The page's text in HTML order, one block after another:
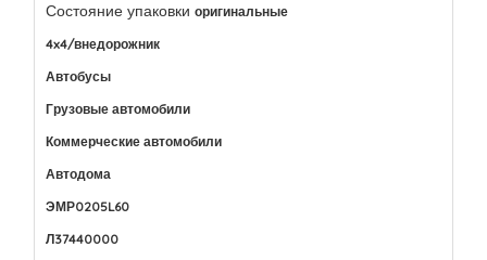
Состояние упаковки оригинальные
4x4/внедорожник
Автобусы
Грузовые автомобили
Коммерческие автомобили
Автодома
ЭМР0205L60
Л37440000